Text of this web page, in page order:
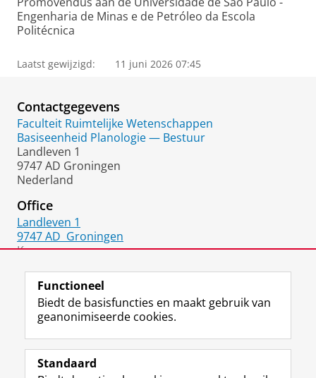
Engenharia de Minas e de Petróleo da Escola
Politécnica
Laatst gewijzigd: 11 juni 2026 07:45
Contactgegevens
Faculteit Ruimtelijke Wetenschappen
Basiseenheid Planologie — Bestuur
Landleven 1
9747 AD Groningen
Nederland
Office
Landleven 1
9747 AD Groningen
Kamer:
Volg de RUG
F
a
L
i
R
S
I
n
Y
o
Functioneel
Biedt de basisfuncties en maakt gebruik van
geanonimiseerde cookies.
Standaard